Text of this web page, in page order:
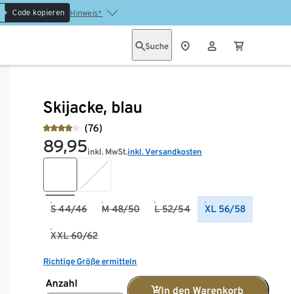
Code kopieren Hinweis*
Suche
Skijacke, blau
(76)
89,95inkl. MwSt.inkl. Versandkosten
S 44/46 M 48/50 L 52/54 XL 56/58
XXL 60/62
Richtige Größe ermitteln
Anzahl
In den Warenkorb